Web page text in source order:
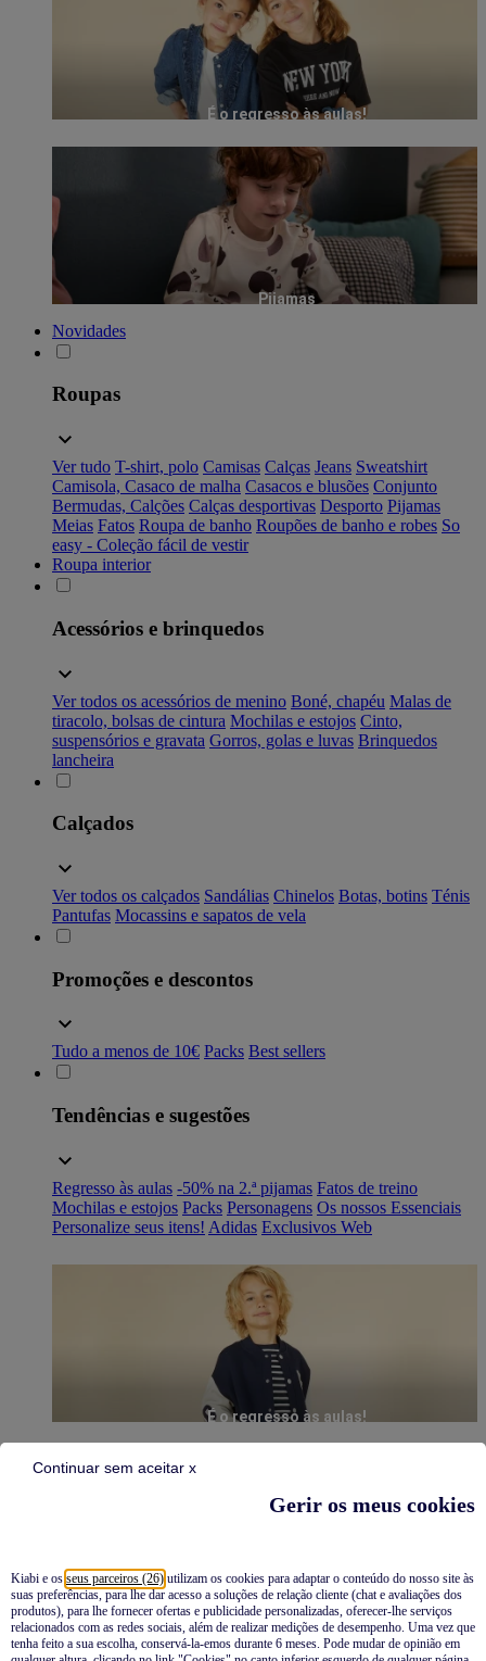
Gerir os meus cookies
Kiabi e os seus parceiros (26) utilizam os cookies para adaptar o conteúdo do nosso site às
suas preferências, para lhe dar acesso a soluções de relação cliente (chat e avaliações dos
produtos), para lhe fornecer ofertas e publicidade personalizadas, oferecer-lhe serviços
relacionados com as redes sociais, além de realizar medições de desempenho. Uma vez que
tenha feito a sua escolha, conservá-la-emos durante 6 meses. Pode mudar de opinião em
Continuar sem aceitar x
É o regresso às aulas!
Pijamas
Novidades
Roupas
Ver tudo T-shirt, polo Camisas Calças Jeans Sweatshirt
Camisola, Casaco de malha Casacos e blusões Conjunto
Bermudas, Calções Calças desportivas Desporto Pijamas
Meias Fatos Roupa de banho Roupões de banho e robes So
easy - Coleção fácil de vestir
Roupa interior
Acessórios e brinquedos
Ver todos os acessórios de menino Boné, chapéu Malas de
tiracolo, bolsas de cintura Mochilas e estojos Cinto,
suspensórios e gravata Gorros, golas e luvas Brinquedos
lancheira
Calçados
Ver todos os calçados Sandálias Chinelos Botas, botins Ténis
Pantufas Mocassins e sapatos de vela
Promoções e descontos
Tudo a menos de 10€ Packs Best sellers
Tendências e sugestões
Regresso às aulas -50% na 2.ª pijamas Fatos de treino
Mochilas e estojos Packs Personagens Os nossos Essenciais
Personalize seus itens! Adidas Exclusivos Web
É o regresso às aulas!
Pijamas
Novidades